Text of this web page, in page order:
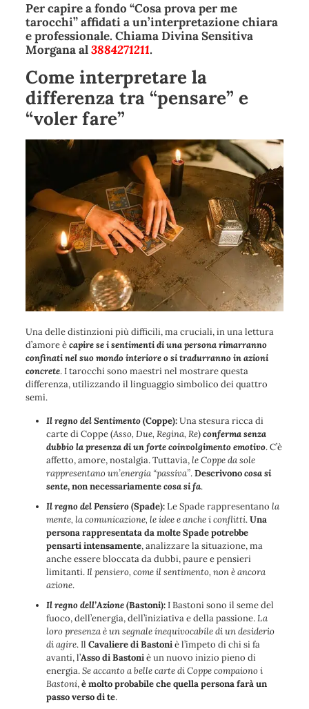
Per capire a fondo “Cosa prova per me
tarocchi” affidati a un’interpretazione chiara
e professionale. Chiama Divina Sensitiva
Morgana al3884271211.
Come interpretare la
differenza tra “pensare” e
“voler fare”
Una delle distinzioni più difficili, ma cruciali, in una lettura
d’amore ècapire se i sentimenti di una persona rimarranno
confinati nel suo mondo interiore o si tradurranno in azioni
concrete. I tarocchi sono maestri nel mostrare questa
differenza, utilizzando il linguaggio simbolico dei quattro
semi.
Il regno del Sentimento(Coppe):Una stesura ricca di
carte di Coppe (Asso, Due, Regina, Re)conferma senza
dubbio la presenza di un forte coinvolgimento emotivo. C’è
affetto, amore, nostalgia. Tuttavia,le Coppe da sole
rappresentano un’energia “passiva”.Descrivonocosa si
sente, non necessariamentecosa si fa.
Il regno del Pensiero(Spade):Le Spade rappresentano la
mente, la comunicazione, le idee e anche i conflitti.Una
persona rappresentata da molte Spade potrebbe
pensarti intensamente, analizzare la situazione, ma
anche essere bloccata da dubbi, paure e pensieri
limitanti.Il pensiero, come il sentimento, non è ancora
azione.
Il regno dell’Azione(Bastoni):I Bastoni sono il seme del
fuoco, dell’energia, dell’iniziativa e della passione.La
loro presenza è un segnale inequivocabile di un desiderio
di agire. Il Cavaliere di Bastoniè l’impeto di chi si fa
avanti, l’Asso di Bastoniè un nuovo inizio pieno di
energia.Se accanto a belle carte di Coppe compaiono i
Bastoni,è molto probabile che quella persona farà un
passo verso di te.